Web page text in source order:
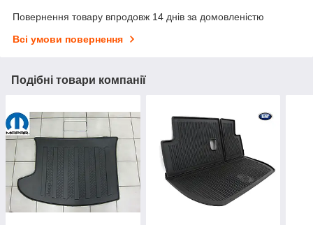
Повернення товару впродовж 14 днів за домовленістю
Всі умови повернення
Подібні товари компанії